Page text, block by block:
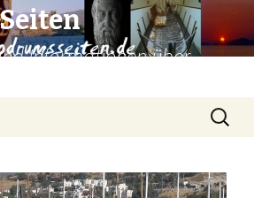
Informationen über
Suchen
nach: